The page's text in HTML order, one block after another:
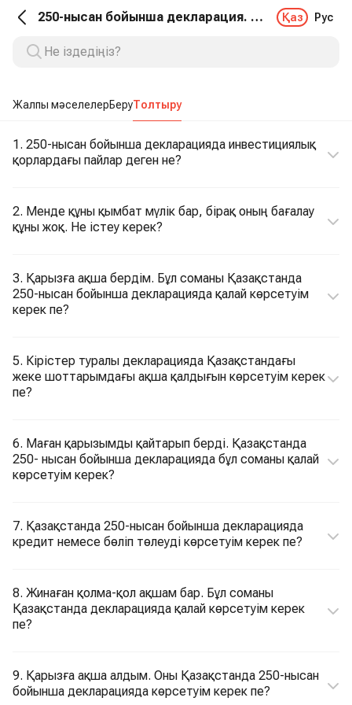
250-нысан бойынша декларация. Толтыру Қаз Рус
Жалпы мәселелерБеруТолтыру
1. 250-нысан бойынша декларацияда инвестициялық
қорлардағы пайлар деген не?
2. Менде құны қымбат мүлік бар, бірақ оның бағалау
құны жоқ. Не істеу керек?
3. Қарызға ақша бердім. Бұл соманы Қазақстанда
250-нысан бойынша декларацияда қалай көрсетуім
керек пе?
5. Кірістер туралы декларацияда Қазақстандағы
жеке шоттарымдағы ақша қалдығын көрсетуім керек
пе?
6. Маған қарызымды қайтарып берді. Қазақстанда
250- нысан бойынша декларацияда бұл соманы қалай
көрсетуім керек?
7. Қазақстанда 250-нысан бойынша декларацияда
кредит немесе бөліп төлеуді көрсетуім керек пе?
8. Жинаған қолма-қол ақшам бар. Бұл соманы
Қазақстанда декларацияда қалай көрсетуім керек
пе?
9. Қарызға ақша алдым. Оны Қазақстанда 250-нысан
бойынша декларацияда көрсетуім керек пе?